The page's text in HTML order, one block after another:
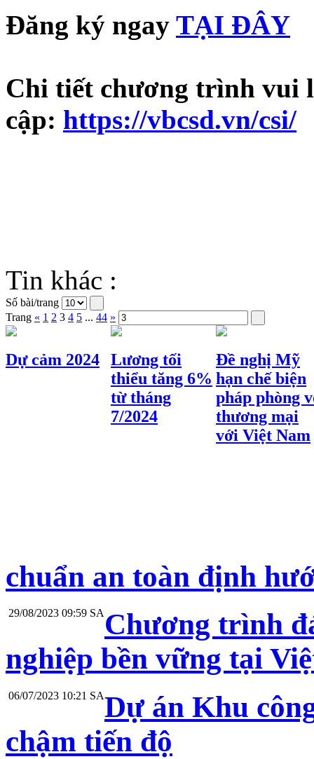
Đăng ký ngay TẠI ĐÂY
Chi tiết chương trình vui
cập: https://vbcsd.vn/csi/
Tin khác :
Số bài/trang
Trang « 1 2 3 4 5 ... 44 »
Dự cảm 2024
Lương tối
thiểu tăng 6%
từ tháng
7/2024
Đề nghị Mỹ
hạn chế biện
pháp phòng
thương mại
với Việt Nam
chuẩn an toàn định
29/08/2023 09:59 SAChương trình
nghiệp bền vững tại
06/07/2023 10:21 SADự án Khu
chậm tiến độ